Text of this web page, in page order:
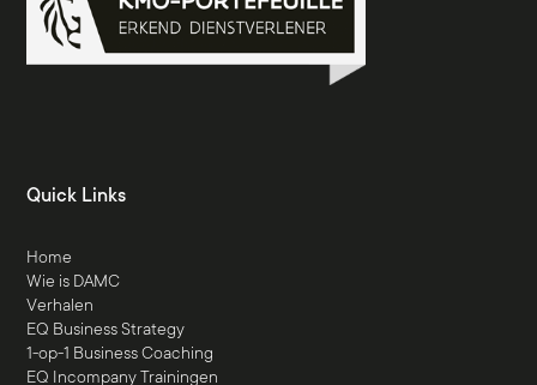
Quick Links
Home
Wie is DAMC
Verhalen
EQ Business Strategy
1-op-1 Business Coaching
EQ Incompany Trainingen